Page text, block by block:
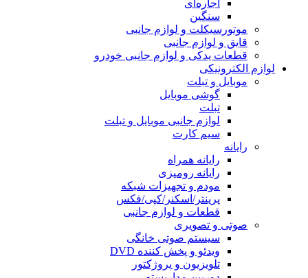
اجاره‌ای
سنگین
موتورسیکلت و لوازم جانبی
قایق و لوازم جانبی
قطعات یدکی و لوازم جانبی خودرو
لوازم الکترونیکی
موبایل و تبلت
گوشی موبایل
تبلت
لوازم جانبی موبایل و تبلت
سیم کارت
رایانه
رایانه همراه
رایانه رومیزی
مودم و تجهیزات شبکه
پرینتر/اسکنر/کپی/فکس
قطعات و لوازم جانبی
صوتی و تصویری
سیستم صوتی خانگی
ویدئو و پخش کننده DVD
تلویزیون و پروژکتور